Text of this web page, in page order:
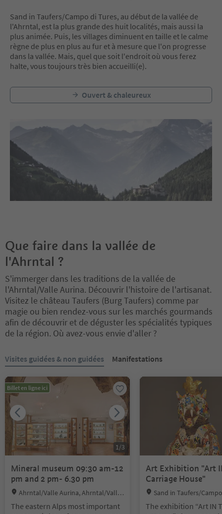
Sand in Taufers/Campo di Tures, au début de la vallée de
l'Ahrntal, est la plus grande des huit localités, mais aussi la
plus animée. Puis, les villages diminuent en taille et le calme
règne de plus en plus au fur et à mesure que l'on progresse
dans la vallée. Mais, quel que soit l'endroit où vous ferez
halte, vous toujours très bien accueilli(e).
Ouvert & chaleureux
Que faire dans la vallée de
l'Ahrntal ?
S'immerger dans les traditions de la vallée de
l'Ahrntal/Valle Aurina. Découvrir l'histoire de l'artisanat.
Visitez le château Taufers (Burg Taufers) comme par
magie ou bien rendez-vous sur les marchés gourmands
afin de découvrir et de déguster les spécialités typiques
de la région. Où avez-vous envie d'aller ?
Vous êtes sur un curseur à onglets. Sélectionnez un onglet
Visites guidées & non guidées Manifestations
Billet en ligne ici
1 /3
Mineral museum 09:30 am-12
pm and 2 pm- 6.30 pm
Location:
Ahrntal/Valle Aurina, Ahrntal/Valle
The eastern Alps most important
Art Exhibition "Art
Carriage House"
Location:
Sand in Taufers/
The exhibition “Art IN